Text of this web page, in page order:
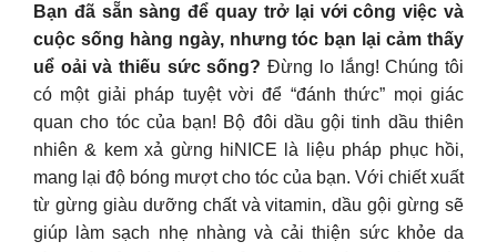
Bạn đã sẵn sàng để quay trở lại với công việc và
cuộc sống hàng ngày, nhưng tóc bạn lại cảm thấy
uể oải và thiếu sức sống?Đừng lo lắng! Chúng tôi
có một giải pháp tuyệt vời để “đánh thức” mọi giác
quan cho tóc của bạn! Bộ đôi dầu gội tinh dầu thiên
nhiên & kem xả gừng hiNICE là liệu pháp phục hồi,
mang lại độ bóng mượt cho tóc của bạn. Với chiết xuất
từ gừng giàu dưỡng chất và vitamin, dầu gội gừng sẽ
giúp làm sạch nhẹ nhàng và cải thiện sức khỏe da